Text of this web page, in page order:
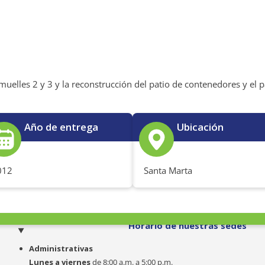
2 y 3 y la reconstrucción del patio de contenedores y el
Año de entrega Ubicación
Santa Marta
Horario de nuestras sedes
Administrativas
Lunes a viernesde 8:00 a.m. a 5:00 p.m.